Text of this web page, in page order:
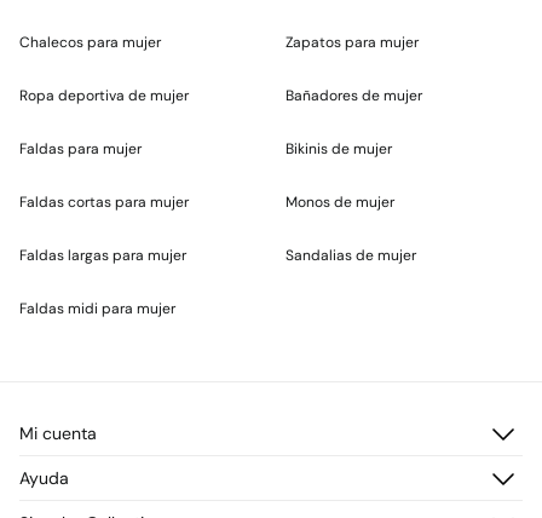
Chalecos para mujer
Ropa deportiva de mujer
Faldas para mujer
Faldas cortas para mujer
Faldas largas para mujer
Faldas midi para mujer
Zapatos para mujer
Bañadores de mujer
Bikinis de mujer
Monos de mujer
Sandalias de mujer
Mi cuenta
Registrarme
Ayuda